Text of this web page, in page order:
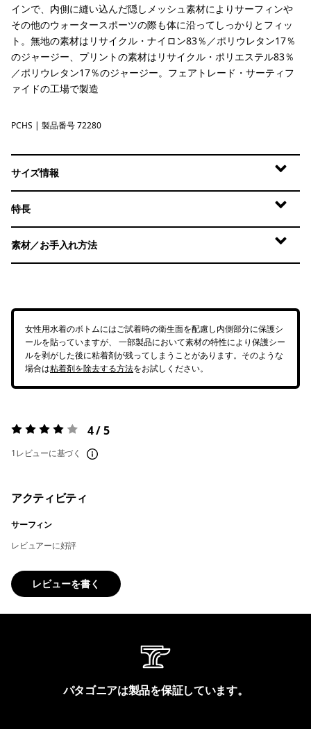
インで、内側に縫い込んだ隠しメッシュ素材によりサーフィンや
その他のウォータースポーツの際も体に沿ってしっかりとフィッ
ト。無地の素材はリサイクル・ナイロン83％／ポリウレタン17％
のジャージー、プリントの素材はリサイクル・ポリエステル83％
／ポリウレタン17％のジャージー。フェアトレード・サーティフ
ァイドの工場で製造
Peach Sherbet
PCHS | 製品番号 72280
サイズ情報
特長
素材／お手入れ方法
女性用水着のボトムにはご試着時の衛生面を配慮し内側部分に保護シ
ールを貼っていますが、 一部製品において素材の特性により保護シー
ルを剥がした後に粘着剤が残ってしまうことがあります。そのような
場合は粘着剤を除去する方法をお試しください。
評価:4 / 5 4 / 5
1レビューに基づく
アクティビティ
サーフィン
レビュアーに好評
レビューを書く
パタゴニアは製品を保証しています。